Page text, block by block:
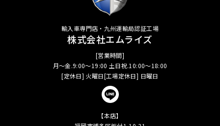
輸入車専門店・九州運輸局認証工場
株式会社エムライズ
[営業時間]
月～金.9:00～19:00 土日祝.10:00～18:00
[定休日] 火曜日[工場定休日] 日曜日
【本店】